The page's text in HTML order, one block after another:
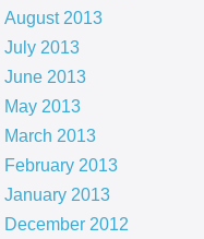
August 2013
July 2013
June 2013
May 2013
March 2013
February 2013
January 2013
December 2012